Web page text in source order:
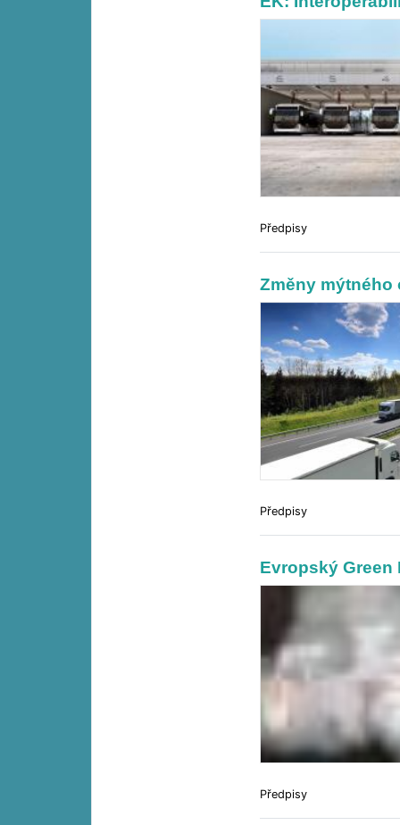
Předpisy
Změny mýtného
Předpisy
Evropský Green
Předpisy